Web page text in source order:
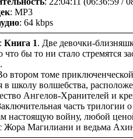
: MP3
: 64 kbps
: Книга 1. Две девочки-
что бы то ни стало стремятся
втором томе
в школу волшебства,
Ангелов-Хранителей и
часть
настоящую войну, любой
Жора Магилиани и ведьма